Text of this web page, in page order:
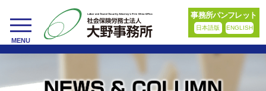
toggle
navigation
MENU
事務所パンフレット
日本語版 ENGLISH